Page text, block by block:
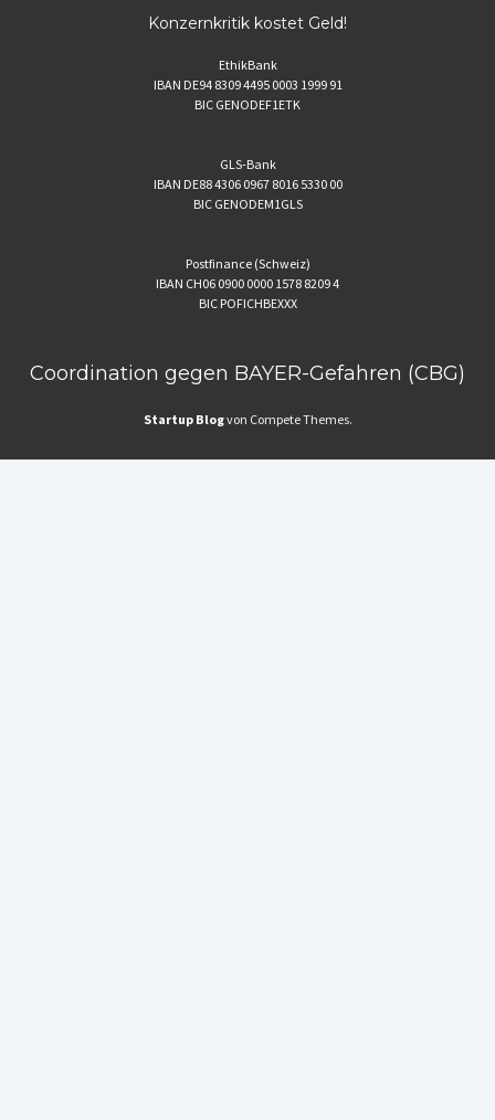
Konzernkritik kostet Geld!
EthikBank
IBAN DE94 8309 4495 0003 1999 91
BIC GENODEF1ETK
GLS-Bank
IBAN DE88 4306 0967 8016 5330 00
BIC GENODEM1GLS
Postfinance (Schweiz)
IBAN CH06 0900 0000 1578 8209 4
BIC POFICHBEXXX
Coordination gegen BAYER-Gefahren (CBG)
Startup Blogvon Compete Themes.